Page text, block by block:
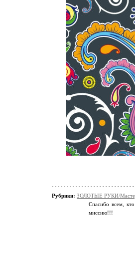
Рубрики: ЗОЛОТЫЕ РУКИ/
Спасибо всем,
миссию!!!